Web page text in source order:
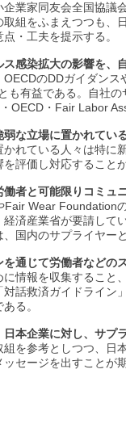
企業家同友会全国協議
組をふまえつつも、
・工夫を提示する。
ス感染拡大の影響を
のDDガイダン
も有益である。自社
OECD・Fair Labor
弱な立場に置かれて
れている人々は特に
評価し対応すること
働者と可能限りコミ
Wear Foundation
経済産業省が要請し
国内のサプライヤー
を通じて労働者など
情報を収集すること
話救済ガイドライン
る。
日本企業に対し、サ
を参考としつつ、日
セージを出すことが